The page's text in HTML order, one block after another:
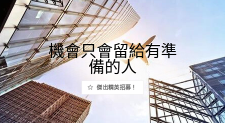
機會只會留給有準
備的人
傑出精英招募！